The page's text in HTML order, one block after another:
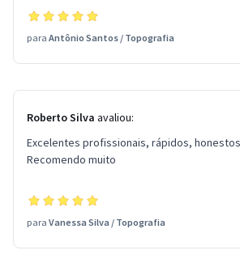
para Antônio Santos / Topografia
Roberto Silva avaliou:
Excelentes profissionais, rápidos,
Recomendo muito
para Vanessa Silva / Topografia